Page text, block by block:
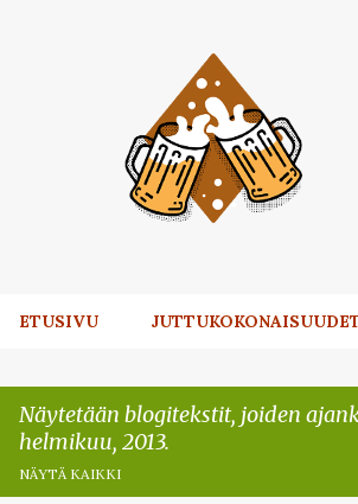
ETUSIVU
Näytetään blogitekstit, joiden
helmikuu, 2013.
NÄYTÄ KAIKKI